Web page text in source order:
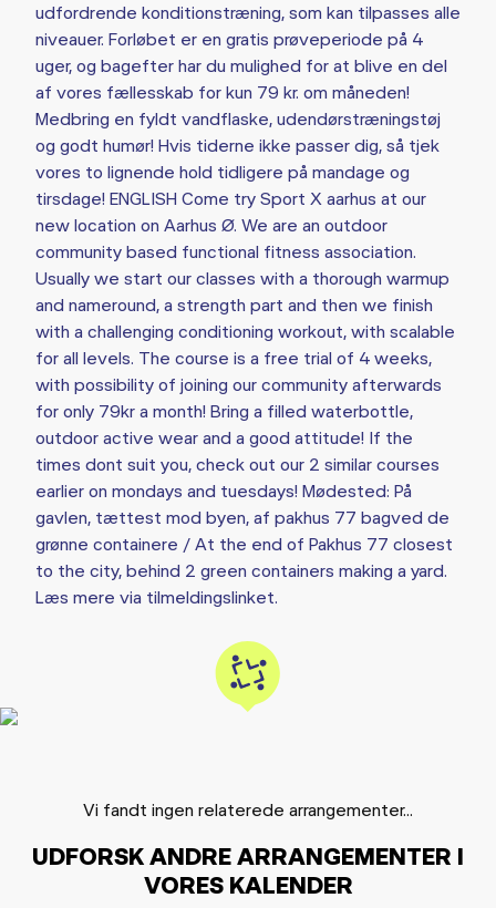
udfordrende konditionstræning, som kan tilpasses alle
niveauer. Forløbet er en gratis prøveperiode på 4
uger, og bagefter har du mulighed for at blive en del
af vores fællesskab for kun 79 kr. om måneden!
Medbring en fyldt vandflaske, udendørstræningstøj
og godt humør! Hvis tiderne ikke passer dig, så tjek
vores to lignende hold tidligere på mandage og
tirsdage! ENGLISH Come try Sport X aarhus at our
new location on Aarhus Ø. We are an outdoor
community based functional fitness association.
Usually we start our classes with a thorough warmup
and nameround, a strength part and then we finish
with a challenging conditioning workout, with scalable
for all levels. The course is a free trial of 4 weeks,
with possibility of joining our community afterwards
for only 79kr a month! Bring a filled waterbottle,
outdoor active wear and a good attitude! If the
times dont suit you, check out our 2 similar courses
earlier on mondays and tuesdays! Mødested: På
gavlen, tættest mod byen, af pakhus 77 bagved de
grønne containere / At the end of Pakhus 77 closest
to the city, behind 2 green containers making a yard.
Læs mere via tilmeldingslinket.
Vi fandt ingen relaterede arrangementer...
UDFORSK ANDRE ARRANGEMENTER I
VORES KALENDER